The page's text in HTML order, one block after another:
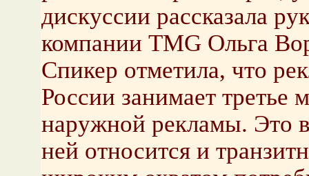
дискуссии рассказала
компании TMG Ольга
Спикер отметила, что
России занимает третье
наружной рекламы. Это
ней относится и